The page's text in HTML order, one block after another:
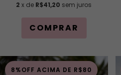
2 x de R$41,20 sem juros
COMPRAR
8%OFF ACIMA DE R$80